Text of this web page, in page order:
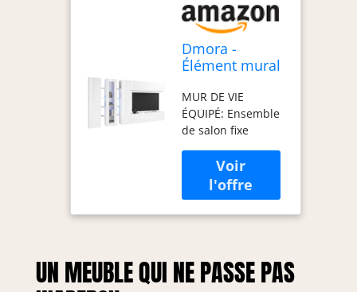
Dmora -
Élément mural
TV 3 portes,
Meuble de
salon
polyvalent avec
lumière LED,
100% Made in
Italy,
340x30h180
MUR DE VIE
ÉQUIPÉ: Ensemble
de salon fixe
de meuble TV,
éléments muraux
et vitrines - La
structure est
Moderne et
innovant, parfait
UN MEUBLE QUI NE PASSE PAS